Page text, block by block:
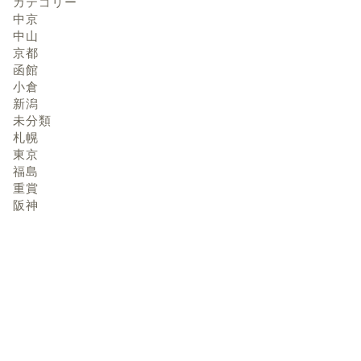
中京
中山
京都
函館
小倉
新潟
未分類
札幌
東京
福島
重賞
阪神